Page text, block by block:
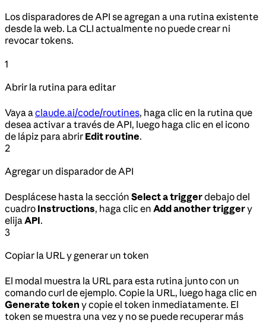
Los disparadores de API se agregan a una rutina existente
desde la web. La CLI actualmente no puede crear ni
revocar tokens.
1
Abrir la rutina para editar
Vaya aclaude.ai/code/routines, haga clic en la rutina que
desea activar a través de API, luego haga clic en el icono
de lápiz para abrir Edit routine.
2
Agregar un disparador de API
Desplácese hasta la sección Select a triggerdebajo del
cuadro Instructions, haga clic en Add another triggery
elijaAPI.
3
Copiar la URL y generar un token
El modal muestra la URL para esta rutina junto con un
comando curl de ejemplo. Copie la URL, luego haga clic en
Generate token y copie el token inmediatamente. El
token se muestra una vez y no se puede recuperar más